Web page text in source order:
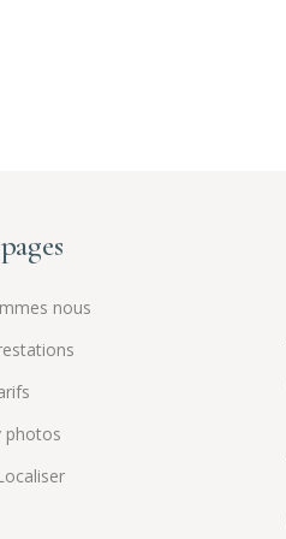
nous
photos